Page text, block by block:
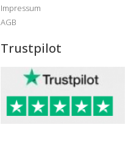
Impressum
AGB
Trustpilot